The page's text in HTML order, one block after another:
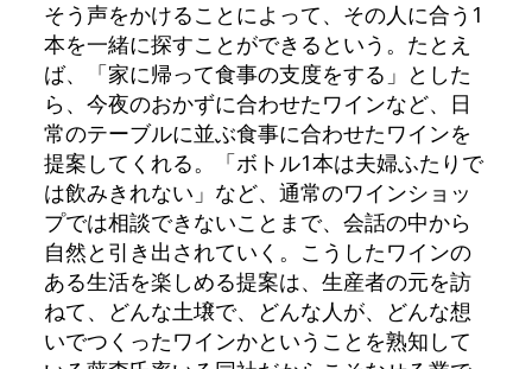
そう声をかけることによって、その人に合う1
本を一緒に探すことができるという。たとえ
ば、「家に帰って食事の支度をする」とした
ら、今夜のおかずに合わせたワインなど、日
常のテーブルに並ぶ食事に合わせたワインを
提案してくれる。「ボトル1本は夫婦ふたりで
は飲みきれない」など、通常のワインショッ
プでは相談できないことまで、会話の中から
自然と引き出されていく。こうしたワインの
ある生活を楽しめる提案は、生産者の元を訪
ねて、どんな土壌で、どんな人が、どんな想
いでつくったワインかということを熟知して